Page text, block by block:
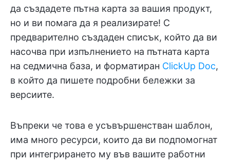
да създадете пътна карта за вашия продукт,
но и ви помага да я реализирате! С
предварително създаден списък, който да ви
насочва при изпълнението на пътната карта
на седмична база, и форматиран ClickUp Doc,
в който да пишете подробни бележки за
версиите.
Въпреки че това е усъвършенстван шаблон,
има много ресурси, които да ви подпомогнат
при интегрирането му във вашите работни